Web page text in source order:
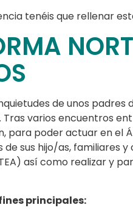
tenéis que rellenar
de unos
Tras varios encuentros
para poder actuar en el
de sus hijo/as, familiares
así como realizar y
principales: